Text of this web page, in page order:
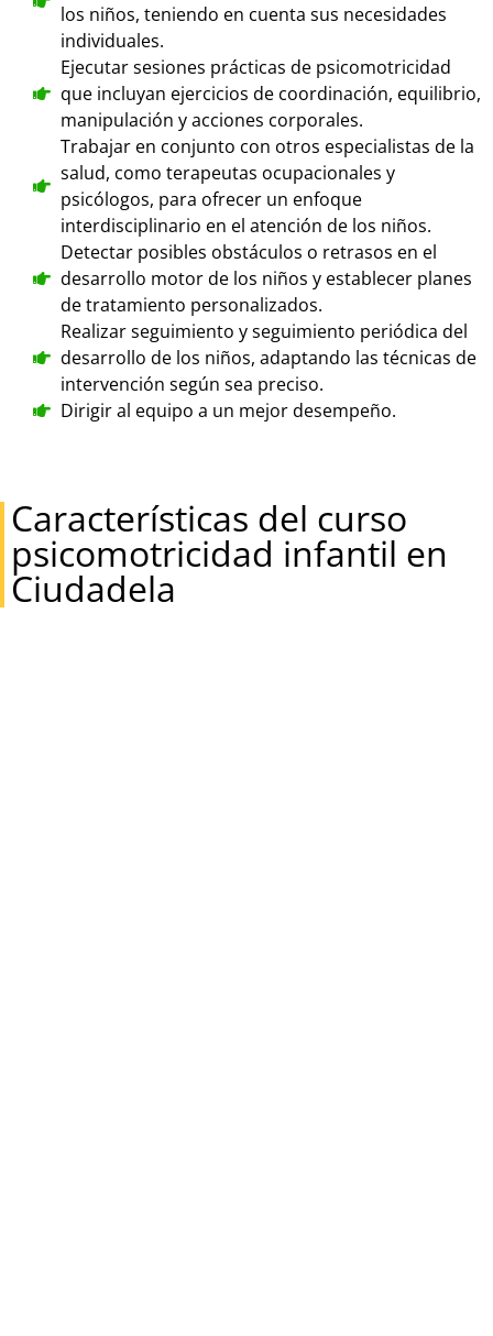
los niños, teniendo en cuenta sus necesidades
individuales.
Ejecutar sesiones prácticas de psicomotricidad
que incluyan ejercicios de coordinación, equilibrio,
manipulación y acciones corporales.
Trabajar en conjunto con otros especialistas de la
salud, como terapeutas ocupacionales y
psicólogos, para ofrecer un enfoque
interdisciplinario en el atención de los niños.
Detectar posibles obstáculos o retrasos en el
desarrollo motor de los niños y establecer planes
de tratamiento personalizados.
Realizar seguimiento y seguimiento periódica del
desarrollo de los niños, adaptando las técnicas de
intervención según sea preciso.
Dirigir al equipo a un mejor desempeño.
Características del curso
psicomotricidad infantil en
Ciudadela